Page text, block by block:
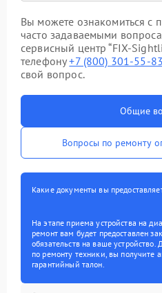
Вы можете ознакомиться с
часто задаваемыми
сервисный центр “FIX-
телефону+7 (800) 301-55-83
свой вопрос.
Общие
Вопросы по ремонту
Какие документы вы
На этапе приема устройства на
ремонт вам будет предоставлен
обязательств на ваше
по ремонту техники, вы получите
гарантийный талон.